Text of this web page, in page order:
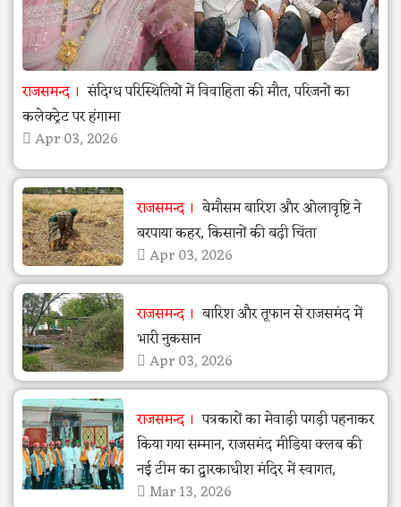
राजसमन्द
संदिग्ध परिस्थितियों में विवाहिता की मौत, परिजनों का
कलेक्ट्रेट पर हंगामा
Apr 03, 2026
राजसमन्द
बेमौसम बारिश और ओलावृष्टि ने
बरपाया कहर, किसानों की बढ़ी चिंता
Apr 03, 2026
राजसमन्द
बारिश और तूफान से राजसमंद में
भारी नुकसान
Apr 03, 2026
राजसमन्द
पत्रकारों का मेवाड़ी पगड़ी पहनाकर
किया गया सम्मान, राजसमंद मीडिया क्लब की
नई टीम का द्वारकाधीश मंदिर में स्वागत,
Mar 13, 2026